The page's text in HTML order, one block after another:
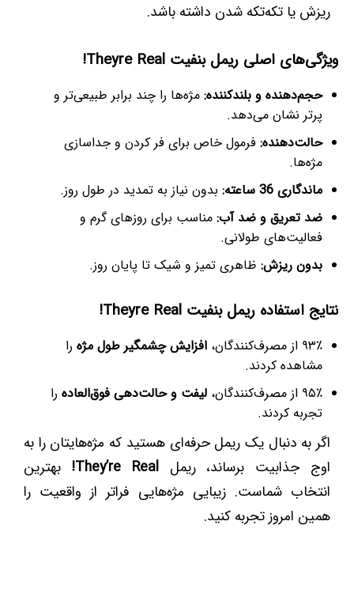
ریزش یا تکه‌تکه شدن داشته باشد.
ویژگی‌های اصلی ریمل بنفیت Theyre Real!
حجم‌دهنده و بلندکننده: مژه‌ها را چند برابر طبیعی‌تر و
پرتر نشان می‌دهد.
حالت‌دهنده: فرمول خاص برای فر کردن و جداسازی
مژه‌ها.
ماندگاری 36 ساعته:
بدون نیاز به تمدید در طول روز.
ضد تعریق و ضد آب: مناسب برای روزهای گرم و
فعالیت‌های طولانی.
بدون ریزش: ظاهری تمیز و شیک تا پایان روز.
نتایج استفاده ریمل بنفیت Theyre Real!
۹۳٪ از مصرف‌کنندگان، افزایش چشمگیر طول مژه را
مشاهده کردند.
۹۵٪ از مصرف‌کنندگان،
لیفت و حالت‌دهی فوق‌العاده را
تجربه کردند.
اگر به دنبال یک ریمل حرفه‌ای هستید که مژه‌هایتان را به
اوج جذابیت برساند، ریملThey’re Real!
بهترین
انتخاب شماست. زیبایی مژه‌هایی فراتر از واقعیت را
همین امروز تجربه کنید.